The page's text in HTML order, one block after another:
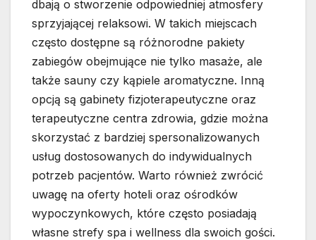
dbają o stworzenie odpowiedniej atmosfery
sprzyjającej relaksowi. W takich miejscach
często dostępne są różnorodne pakiety
zabiegów obejmujące nie tylko masaże, ale
także sauny czy kąpiele aromatyczne. Inną
opcją są gabinety fizjoterapeutyczne oraz
terapeutyczne centra zdrowia, gdzie można
skorzystać z bardziej spersonalizowanych
usług dostosowanych do indywidualnych
potrzeb pacjentów. Warto również zwrócić
uwagę na oferty hoteli oraz ośrodków
wypoczynkowych, które często posiadają
własne strefy spa i wellness dla swoich gości.